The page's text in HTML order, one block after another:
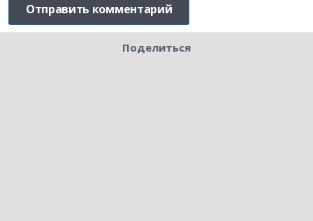
Поделиться